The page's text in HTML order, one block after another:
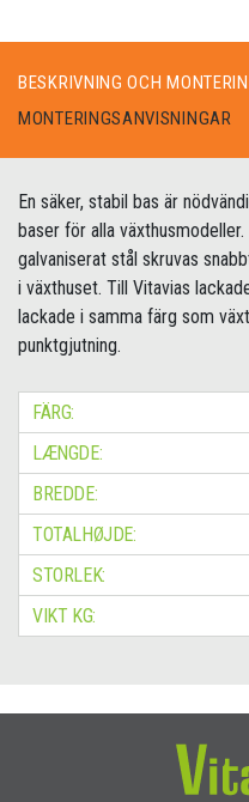
BESKRIVNING OCH
MONTERINGSANVISNINGAR
En säker, stabil bas är
baser för alla
galvaniserat stål skruvas
i växthuset. Till Vitavias
lackade i samma färg som
punktgjutning.
FÄRG:
LÆNGDE:
BREDDE:
TOTALHØJDE:
STORLEK:
VIKT KG: